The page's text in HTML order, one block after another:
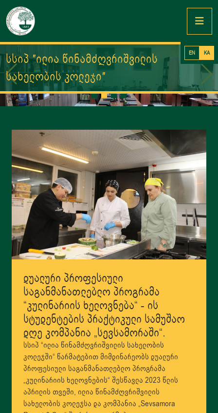
EN KA
დუალური პროფესიული
საგანმანათლებლო პროგრამა
“კულინარიის ხელოვნება“ - ის
სტუდენტების პრაქტიკული სამუშაო
დღე კომპანია „სევსამორაში“.
სსიპ “ილია წინამძღვრიშვილის სახელობის
კოლეჯში“ წარმატებით მიმდინარეობს დუალური
პროფესიული საგანმანათლებლო პროგრამა
„კულინარიის ხელოვნების“ შესწავლა 2023 წლის
აპრილის თვეში, ილია წინამძღვრიშვილის
სახელობის კოლეჯსა და კომპანია „Sevsamora